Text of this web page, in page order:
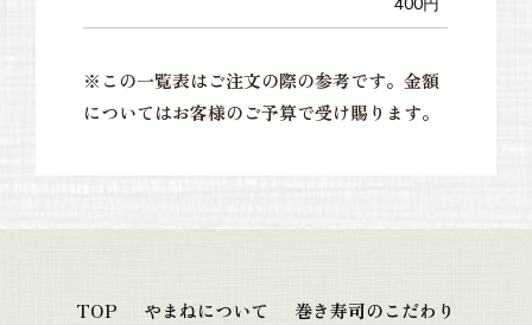
※この一覧表はご注文の際の参考です。金額
についてはお客様のご予算で受け賜ります。
TOP やまねについて 巻き寿司のこだわり